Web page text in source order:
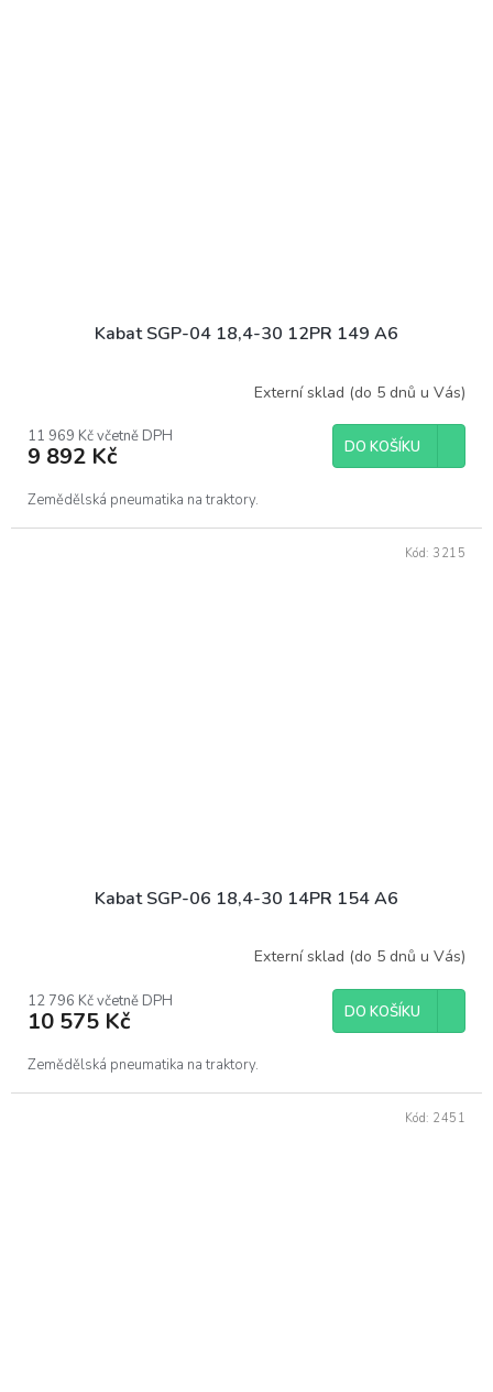
Kabat SGP-04 18,4-30 12PR 149 A6
Externí sklad (do 5 dnů u Vás)
11 969 Kč včetně DPH
9 892 Kč DO KOŠÍKU
Zemědělská pneumatika na traktory.
Kabat SGP-06 18,4-30 14PR 154 A6
Externí sklad (do 5 dnů u Vás)
12 796 Kč včetně DPH
10 575 Kč DO KOŠÍKU
Zemědělská pneumatika na traktory.
Kód: 3215
Kód: 2451